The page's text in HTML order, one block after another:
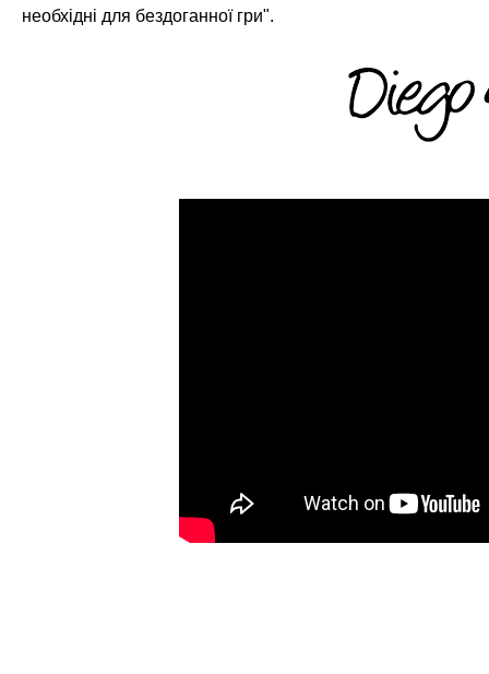
необхідні для бездоганної гри".